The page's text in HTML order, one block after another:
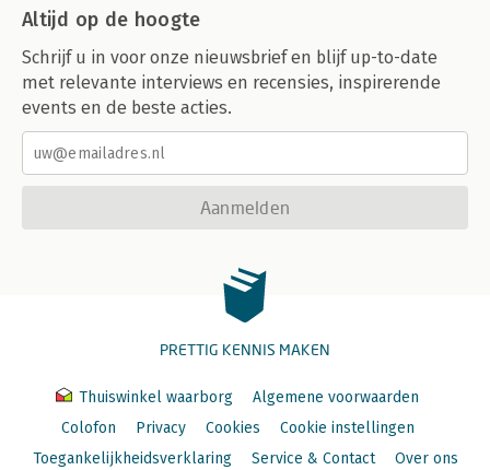
Altijd op de hoogte
Schrijf u in voor onze nieuwsbrief en blijf up-to-date
met relevante interviews en recensies, inspirerende
events en de beste acties.
Aanmelden
PRETTIG KENNIS MAKEN
Thuiswinkel waarborg
Algemene voorwaarden
Colofon
Privacy Cookies
Cookie instellingen
Toegankelijkheidsverklaring
Service & Contact Over ons